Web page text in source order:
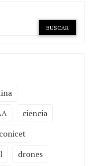
ciencia
conicet
drones